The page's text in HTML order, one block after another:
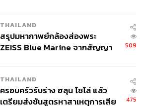
THAILAND
สรุปมหากาพย์กล้องส่องพระ
ZEISS Blue Marine จากสัญญา
จ่ายหนี้-แอบระบุแบรนด์
509
THAILAND
ครอบครัวรับร่าง ฮลุน โซโล่ แล้ว
เตรียมส่งชันสูตรหาสาเหตุการเสีย
475